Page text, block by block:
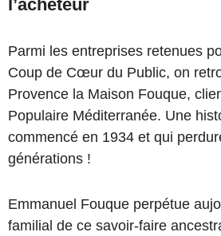
l’acheteur
Parmi les entreprises retenues
Coup de Cœur du Public, on
Provence la Maison Fouque,
Populaire Méditerranée. Une
commencé en 1934 et qui
générations !
Emmanuel Fouque perpétue
familial de ce savoir-faire